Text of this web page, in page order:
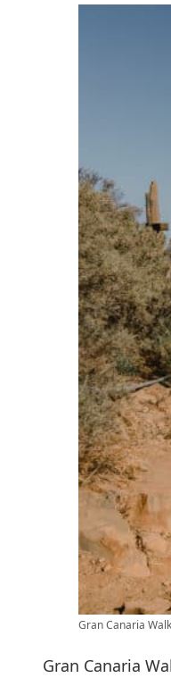
Gran Canaria
Gran Canaria